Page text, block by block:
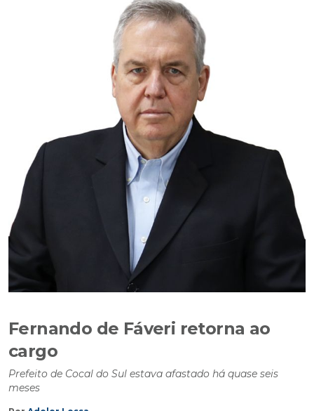
Fernando de Fáveri retorna ao
cargo
Prefeito de Cocal do Sul estava afastado há quase seis
meses